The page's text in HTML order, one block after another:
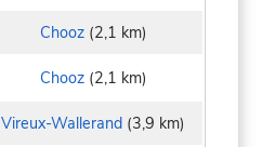
Chooz(2,1 km)
Chooz(2,1 km)
Vireux-Wallerand (3,9 km)